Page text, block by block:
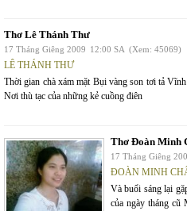
Thơ Lê Thánh Thư
17 Tháng Giêng 2009 12:00 SA (Xem: 45069)
LÊ THÁNH THƯ
Thời gian chà xám mặt Bụi vàng son tơi tả
Nơi thù tạc của những kẻ cuồng điên
Thơ Đoàn Minh
17 Tháng Giêng
ĐOÀN MINH
Và buổi sáng lại
của ngày tháng cũ